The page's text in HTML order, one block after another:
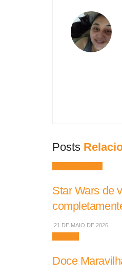
Posts
Star Wars de
21 DE MAIO DE 2026
Doce